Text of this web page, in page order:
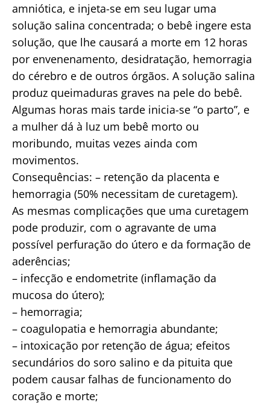
amniótica, e injeta-se em seu lugar uma
solução salina concentrada; o bebê ingere esta
solução, que lhe causará a morte em 12 horas
por envenenamento, desidratação, hemorragia
do cérebro e de outros órgãos. A solução salina
produz queimaduras graves na pele do bebê.
Algumas horas mais tarde inicia-se “o parto”, e
a mulher dá à luz um bebê morto ou
moribundo, muitas vezes ainda com
movimentos.
Consequências: – retenção da placenta e
hemorragia (50% necessitam de curetagem).
As mesmas complicações que uma curetagem
pode produzir, com o agravante de uma
possível perfuração do útero e da formação de
aderências;
– infecção e endometrite (inflamação da
mucosa do útero);
– hemorragia;
– coagulopatia e hemorragia abundante;
– intoxicação por retenção de água; efeitos
secundários do soro salino e da pituita que
podem causar falhas de funcionamento do
coração e morte;